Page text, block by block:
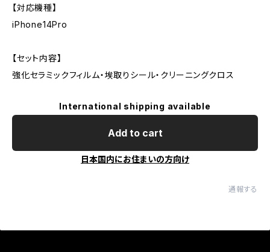
【対応機種】
iPhone14Pro
【セット内容】
強化セラミックフィルム・埃取りシール・クリーニングクロス
International shipping available
Add to cart
日本国内にお住まいの方向け
通報する